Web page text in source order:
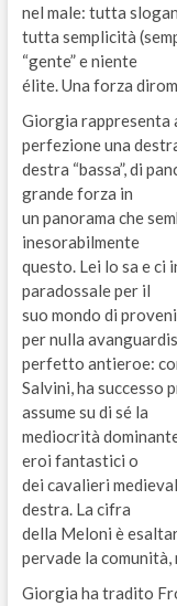
nel male: tutta
tutta semplicità
“gente” e niente
élite. Una forza
Giorgia rappresenta
perfezione una
destra “bassa”, di
grande forza in
un panorama che
inesorabilmente
questo. Lei lo sa e
paradossale per il
suo mondo di
per nulla
perfetto antieroe:
Salvini, ha successo
assume su di sé la
mediocrità
eroi fantastici o
dei cavalieri
destra. La cifra
della Meloni è
pervade la
Giorgia ha tradito